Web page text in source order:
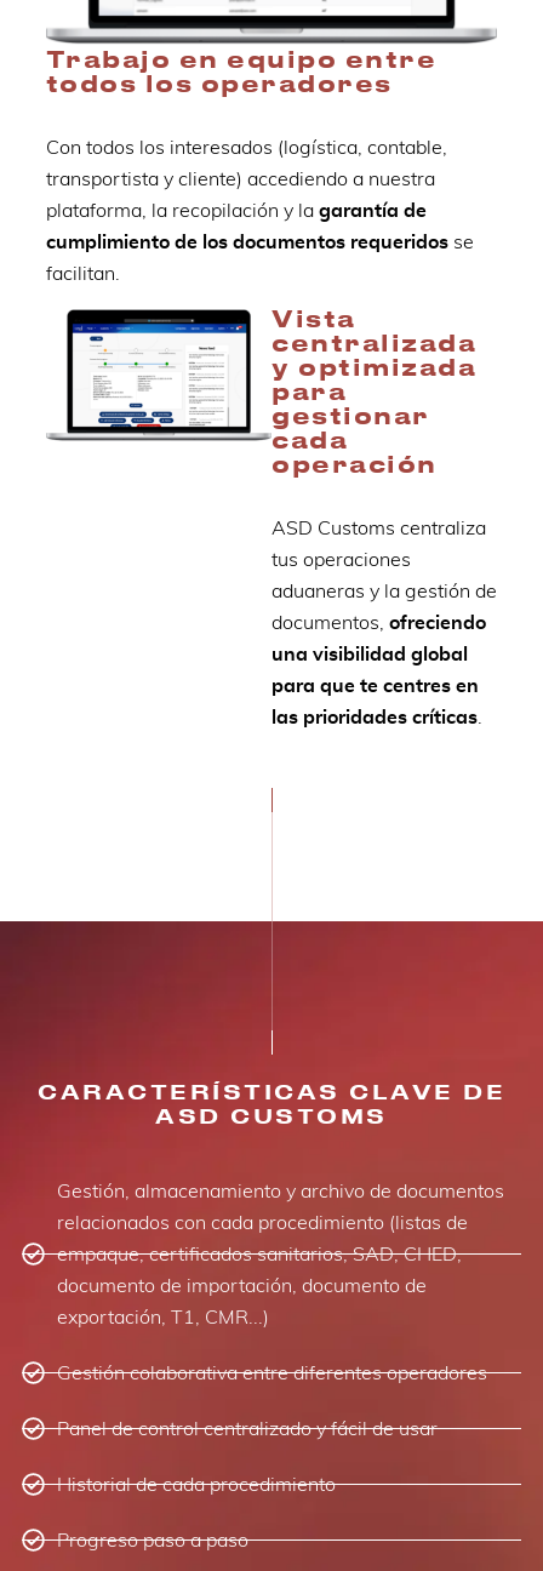
Trabajo en equipo entre
todos los operadores
Con todos los interesados (logística, contable,
transportista y cliente) accediendo a nuestra
plataforma, la recopilación y la garantía de
cumplimiento de los documentos requeridosse
facilitan.
Vista
centralizada
y optimizada
para
gestionar
cada
operación
ASD Customs centraliza
tus operaciones
aduaneras y la gestión de
documentos, ofreciendo
una visibilidad global
para que te centres en
las prioridades críticas.
CARACTERÍSTICAS CLAVE DE
ASD CUSTOMS
Gestión, almacenamiento y archivo de documentos
relacionados con cada procedimiento (listas de
empaque, certificados sanitarios, SAD, CHED,
documento de importación, documento de
exportación, T1, CMR...)
Gestión colaborativa entre diferentes operadores
Panel de control centralizado y fácil de usar
Historial de cada procedimiento
Progreso paso a paso